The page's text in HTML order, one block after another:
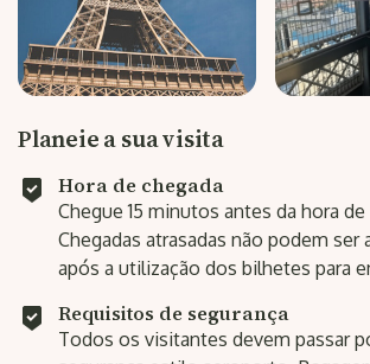
Planeie a sua visita
Hora de chegada
Chegue 15 minutos antes da hora
Chegadas atrasadas não podem ser
após a utilização dos bilhetes para
Requisitos de segurança
Todos os visitantes devem passar